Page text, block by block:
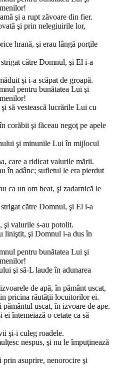
şi a rupt zăvoare din fier.
şi prin nelegiuirile lor,
hrană, şi erau lângă porţile
către Domnul, şi El i-a
şi i-a scăpat de groapă.
pentru bunătatea Lui şi
să vestească lucrările Lui cu
corăbii şi făceau negoţ pe apele
şi minunile Lui în mijlocul
care a ridicat valurile mării.
în adânc; sufletul le era pierdut
ca un om beat, şi zadarnică le
către Domnul, şi El i-a
şi valurile s-au potolit.
liniştit, şi Domnul i-a dus în
pentru bunătatea Lui şi
şi să-L laude în adunarea
de apă, în pământ uscat,
pricina răutăţii locuitorilor ei.
uscat, în izvoare de ape.
întemeiază o cetate ca să
şi-i culeg roadele.
nespus, şi nu le împuţinează
prin asuprire, nenorocire şi